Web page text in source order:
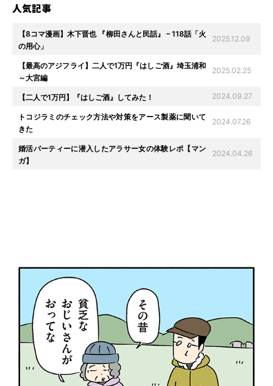
人気記事
【8コマ漫画】木下晋也 『柳田さんと民話』 – 118話「火
の用心」
2025.12.09
【最高のアジフライ】二人で1万円『はしご酒』埼玉浦和
～大宮編
2025.02.25
【二人で1万円】『はしご酒』してみた！ 2024.09.27
トコジラミのチェック方法や対策をアース製薬に聞いて
きた
2024.07.26
婚活パーティーに潜入したアラサー女の体験レポ【マン
ガ】
2024.04.26